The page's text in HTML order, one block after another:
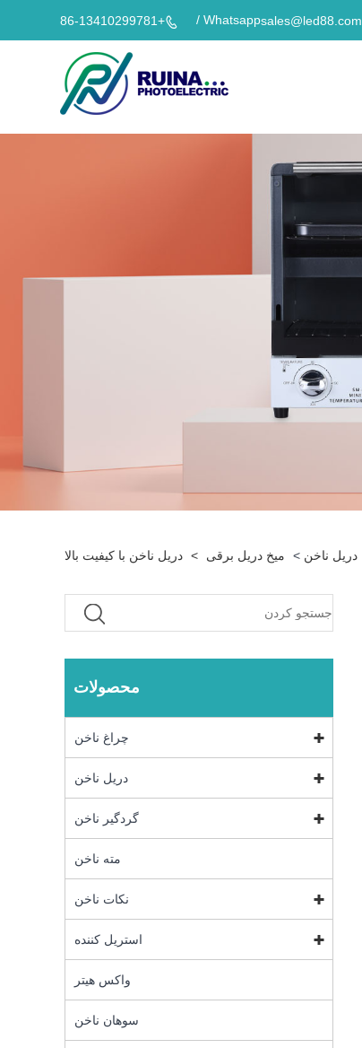
sales@led88.com
Whatsapp /

+86-13410299781
دریل ناخن > میخ دریل برقی > دریل ناخن با کیفیت بالا
محصولات
چراغ ناخن
دریل ناخن
گردگیر ناخن
مته ناخن
نکات ناخن
استریل کننده
واکس هیتر
سوهان ناخن